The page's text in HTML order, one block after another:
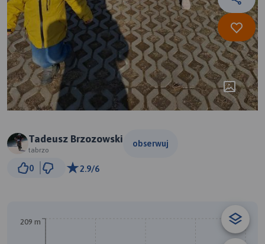
Tadeusz Brzozowski
tabrzo
obserwuj
0 2.9/6
209 m